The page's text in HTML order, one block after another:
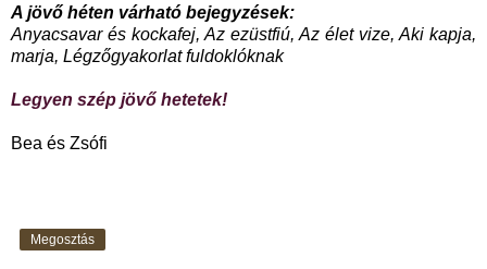
A jövő héten várható bejegyzések:
Anyacsavar és kockafej, Az ezüstfiú, Az élet vize, Aki kapja,
marja, Légzőgyakorlat fuldoklóknak
Legyen szép jövő hetetek!
Bea és Zsófi
Megosztás